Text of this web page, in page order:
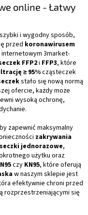
online - Łatwy
i wygodny sposób,
przed koronawirusem
internetowym 3market-
FFP2i FFP3, które
≥ 95%cząsteczek
stało się nową normą
ofercie, każdy może
wysoką ochronę,
zapewnić maksymalny
zakrywania
jednorazowe,
użytku oraz
N95czy KN95, które oferują
w naszym sklepie jest
efektywnie chroni przed
rozprzestrzeniającymi się